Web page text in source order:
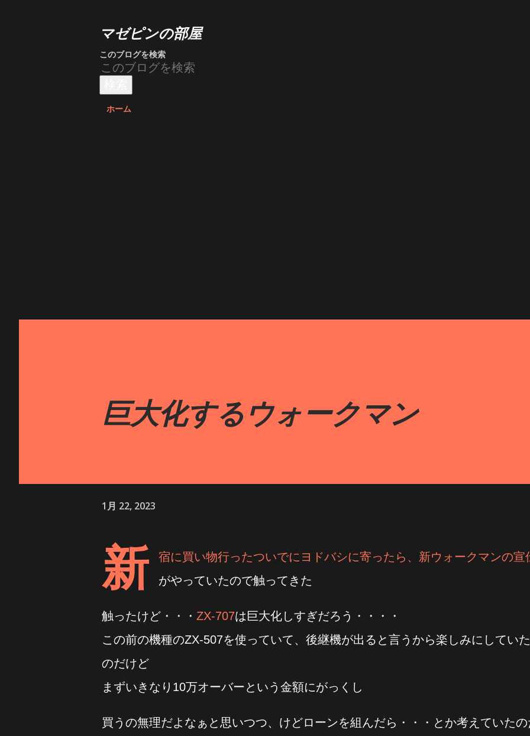
マゼピンの部屋
このブログを検索
ホーム
巨大化するウォークマン
1月 22, 2023
新
宿に買い物行ったついでにヨドバシに寄ったら、新ウォークマンの宣
がやっていたので触ってきた
触ったけど・・・ ZX-707は巨大化しすぎだろう・・・・
この前の機種のZX-507を使っていて、後継機が出ると言うから楽しみにしていた
のだけど
まずいきなり10万オーバーという金額にがっくし
買うの無理だよなぁと思いつつ、けどローンを組んだら・・・とか考えていたの